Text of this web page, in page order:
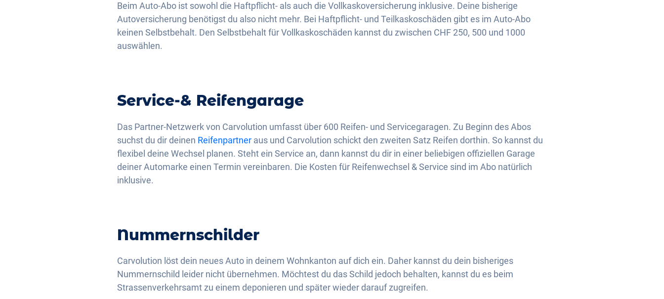
Beim Auto-Abo ist sowohl die Haftpflicht- als auch die Vollkaskoversicherung inklusive. Deine bisherige
Autoversicherung benötigst du also nicht mehr. Bei Haftpflicht- und Teilkaskoschäden gibt es im Auto-Abo
keinen Selbstbehalt. Den Selbstbehalt für Vollkaskoschäden kannst du zwischen CHF 250, 500 und 1000
auswählen.
Service-& Reifengarage
Das Partner-Netzwerk von Carvolution umfasst über 600 Reifen- und Servicegaragen. Zu Beginn des Abos
suchst du dir deinen Reifenpartner aus und Carvolution schickt den zweiten Satz Reifen dorthin. So kannst du
flexibel deine Wechsel planen. Steht ein Service an, dann kannst du dir in einer beliebigen offiziellen Garage
deiner Automarke einen Termin vereinbaren. Die Kosten für Reifenwechsel & Service sind im Abo natürlich
inklusive.
Nummernschilder
Carvolution löst dein neues Auto in deinem Wohnkanton auf dich ein. Daher kannst du dein bisheriges
Nummernschild leider nicht übernehmen. Möchtest du das Schild jedoch behalten, kannst du es beim
Strassenverkehrsamt zu einem deponieren und später wieder darauf zugreifen.